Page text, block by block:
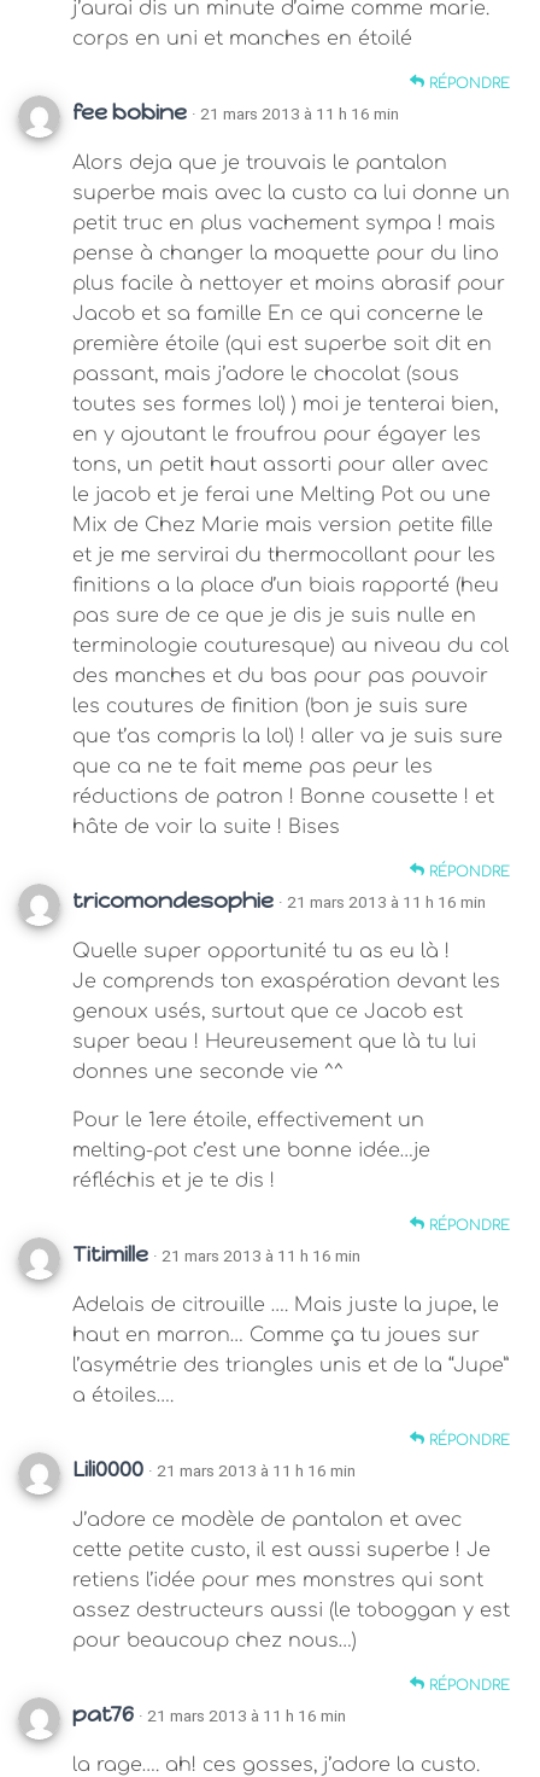
j’aurai dis un minute d’aime comme marie.
corps en uni et manches en étoilé
RÉPONDRE
fee bobine · 21 mars 2013 à 11 h 16 min
Alors deja que je trouvais le pantalon
superbe mais avec la custo ca lui donne un
petit truc en plus vachement sympa ! mais
pense à changer la moquette pour du lino
plus facile à nettoyer et moins abrasif pour
Jacob et sa famille En ce qui concerne le
première étoile (qui est superbe soit dit en
passant, mais j’adore le chocolat (sous
toutes ses formes lol) ) moi je tenterai bien,
en y ajoutant le froufrou pour égayer les
tons, un petit haut assorti pour aller avec
le jacob et je ferai une Melting Pot ou une
Mix de Chez Marie mais version petite fille
et je me servirai du thermocollant pour les
finitions a la place d’un biais rapporté (heu
pas sure de ce que je dis je suis nulle en
terminologie couturesque) au niveau du col
des manches et du bas pour pas pouvoir
les coutures de finition (bon je suis sure
que t’as compris la lol) ! aller va je suis sure
que ca ne te fait meme pas peur les
réductions de patron ! Bonne cousette ! et
hâte de voir la suite ! Bises
RÉPONDRE
tricomondesophie · 21 mars 2013 à 11 h 16 min
Quelle super opportunité tu as eu là !
Je comprends ton exaspération devant les
genoux usés, surtout que ce Jacob est
super beau ! Heureusement que là tu lui
donnes une seconde vie ^^
Pour le 1ere étoile, effectivement un
melting-pot c’est une bonne idée…je
réfléchis et je te dis !
RÉPONDRE
Titimille · 21 mars 2013 à 11 h 16 min
Adelais de citrouille …. Mais juste la jupe, le
haut en marron… Comme ça tu joues sur
l’asymétrie des triangles unis et de la “Jupe”
a étoiles….
RÉPONDRE
Lili0000 · 21 mars 2013 à 11 h 16 min
J’adore ce modèle de pantalon et avec
cette petite custo, il est aussi superbe ! Je
retiens l’idée pour mes monstres qui sont
assez destructeurs aussi (le toboggan y est
pour beaucoup chez nous…)
RÉPONDRE
pat76 · 21 mars 2013 à 11 h 16 min
la rage…. ah! ces gosses, j’adore la custo.